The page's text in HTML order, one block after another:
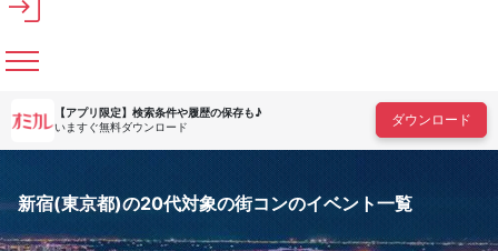
【アプリ限定】 検索条件や履歴の保存も♪
いますぐ無料ダウンロード
ダウンロード
新宿(東京都)の20代対象の街コンのイベント一覧